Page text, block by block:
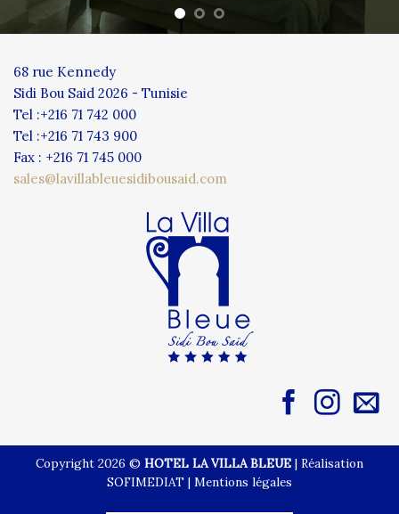
68 rue Kennedy
Sidi Bou Said 2026 - Tunisie
Tel :+216 71 742 000
Tel :+216 71 743 900
Fax : +216 71 745 000
sales@lavillableuesidibousaid.com
Copyright 2026 © HOTEL LA VILLA BLEUE | Réalisation
SOFIMEDIAT | Mentions légales